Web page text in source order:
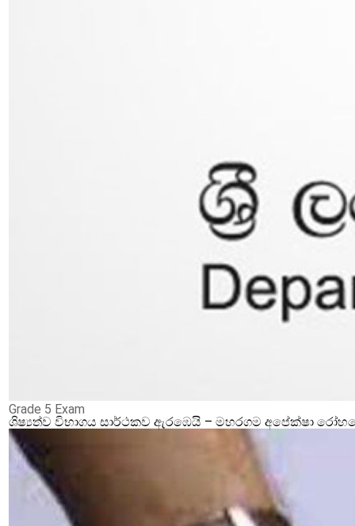
Grade 5 Exam
ශිෂ්‍යත්ව විභාගය සාර්ථකව ඇරඹෙයි – මහරගම අපේක්ෂා